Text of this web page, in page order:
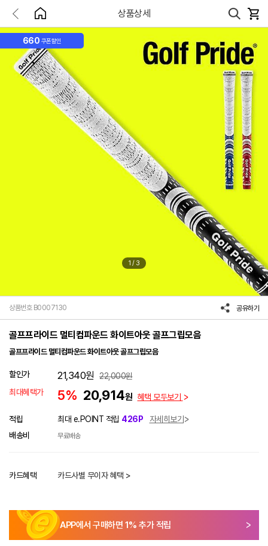
상품상세
660 쿠폰할인
1 / 3
상품번호 B0007130 공유하기
골프프라이드 멀티컴파운드 화이트아웃 골프그립모음
골프프라이드 멀티컴파운드 화이트아웃 골프그립모음
할인가 21,340원 22,000원
최대혜택가
5% 20,914원 혜택 모두보기
적립 최대 e.POINT 적립 426P
자세히보기
배송비
무료배송
카드혜택 카드사별 무이자 혜택 >
APP에서 구매하면 1% 추가 적립